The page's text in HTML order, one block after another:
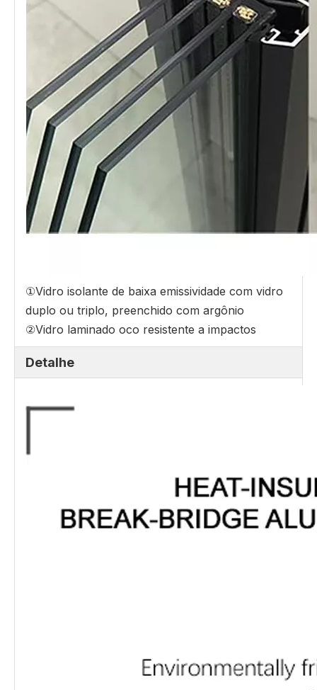
①Vidro isolante de baixa emissividade com vidro
duplo ou triplo, preenchido com argônio
②Vidro laminado oco resistente a impactos
Detalhe